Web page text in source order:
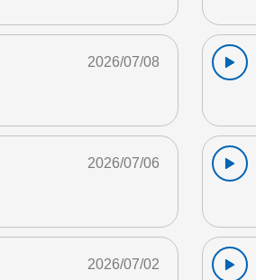
2026/07/08
2026/07/06
2026/07/02